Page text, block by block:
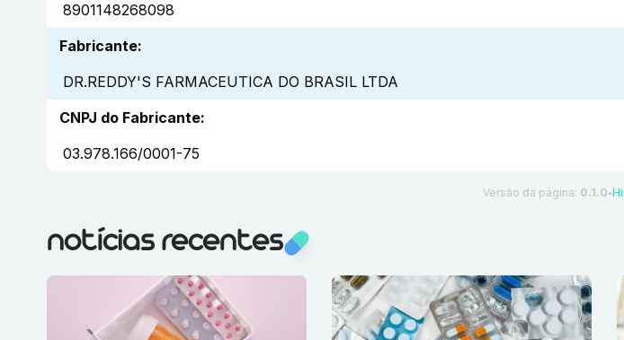
8901148268098
Fabricante:
DR.REDDY'S FARMACEUTICA DO BRASIL LTDA
CNPJ do Fabricante:
03.978.166/0001-75
Versão da página: 0.1.0 ●
notícias recentes